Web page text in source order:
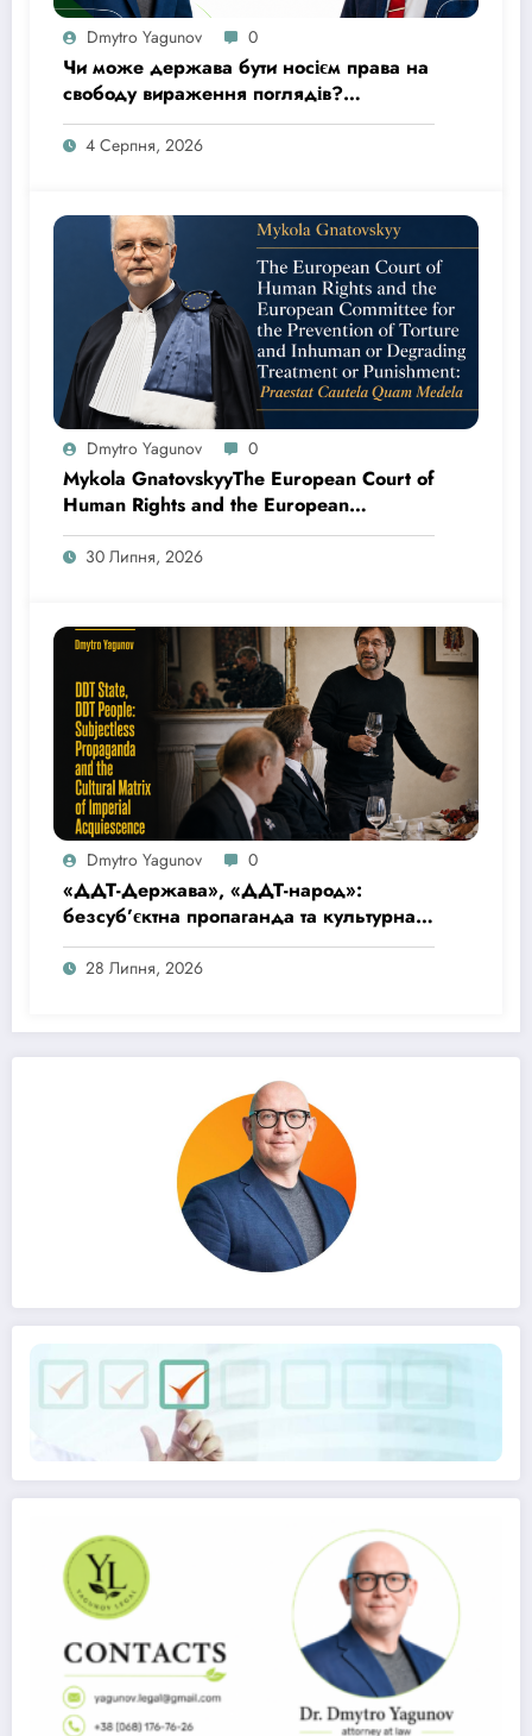
Dmytro Yagunov 0
Чи може держава бути носієм права на
свободу вираження поглядів?
Верховний Суд відкрив провадження
за касаційною скаргою адвокатів Юрія
4 Серпня, 2026
Dmytro Yagunov 0
Mykola GnatovskyyThe European Court of
Human Rights and the European
Committee for the Prevention of Torture
and Inhuman or Degrading Treatment or
30 Липня, 2026
Dmytro Yagunov 0
«ДДТ-Держава», «ДДТ-народ»:
безсуб’єктна пропаганда та культурна
матриця імперської покірності
28 Липня, 2026